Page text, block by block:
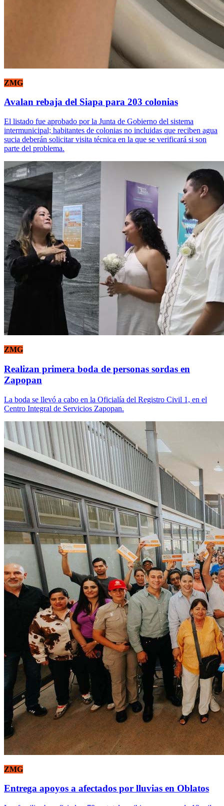
ZMG
Avalan rebaja del Siapa para 203 colonias
El listado fue aprobado por la Junta de Gobierno del sistema
intermunicipal; habitantes de colonias no incluidas que reciben agua
sucia deberán solicitar visita técnica en la que se verificará si son
parte del problema.
ZMG
Realizan primera boda de personas sordas en
Zapopan
La boda se llevó a cabo en la Oficialía del Registro Civil 1, en el
Centro Integral de Servicios Zapopan.
ZMG
Entrega apoyos a afectados por lluvias en Oblatos